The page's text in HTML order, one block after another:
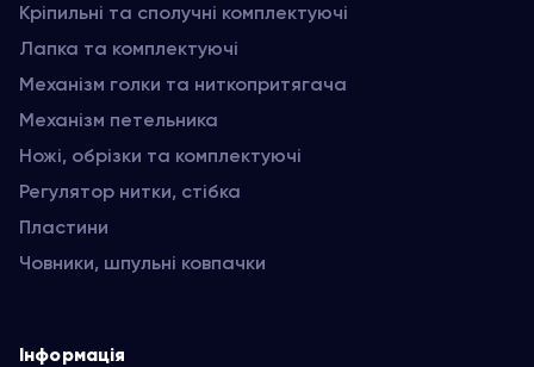
Кріпильні та сполучні комплектуючі
Лапка та комплектуючі
Механізм голки та ниткопритягача
Механізм петельника
Ножі, обрізки та комплектуючі
Регулятор нитки, стібка
Пластини
Човники, шпульні ковпачки
Інформація